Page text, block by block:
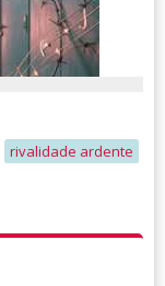
rivalidade ardente